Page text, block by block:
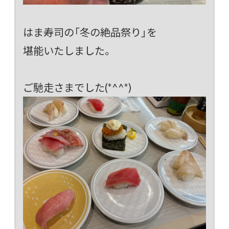
はま寿司の「冬の絶品祭り」を
堪能いたしました。
ご馳走さまでした(*^^*)